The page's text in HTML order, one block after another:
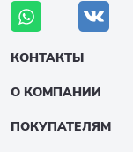
КОНТАКТЫ
О КОМПАНИИ
ПОКУПАТЕЛЯМ